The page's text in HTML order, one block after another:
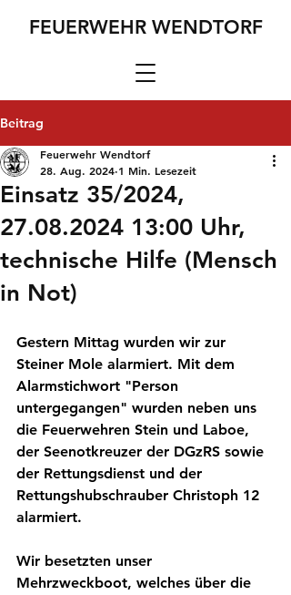
FEUERWEHR WENDTORF
Beitrag
Einsatz 35/2024,
27.08.2024 13:00 Uhr,
technische Hilfe (Mensch
in Not)
Feuerwehr Wendtorf
28. Aug. 2024 1 Min. Lesezeit
Gestern Mittag wurden wir zur
Steiner Mole alarmiert. Mit dem
Alarmstichwort "Person
untergegangen" wurden neben uns
die Feuerwehren Stein und Laboe,
der Seenotkreuzer der DGzRS sowie
der Rettungsdienst und der
Rettungshubschrauber Christoph 12
alarmiert.
Wir besetzten unser
Mehrzweckboot, welches über die